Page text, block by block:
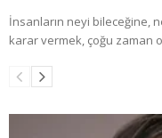
İnsanların neyi bileceğine,
karar vermek, çoğu zaman